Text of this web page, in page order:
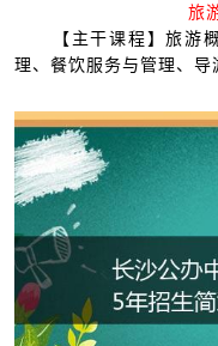
旅
【主干课程】旅游
理、餐饮服务与管理、导